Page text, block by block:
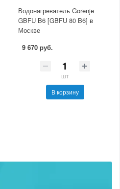
Водонагреватель Gorenje
GBFU B6 [GBFU 80 B6] в
Москве
9 670 руб.
шт
В корзину